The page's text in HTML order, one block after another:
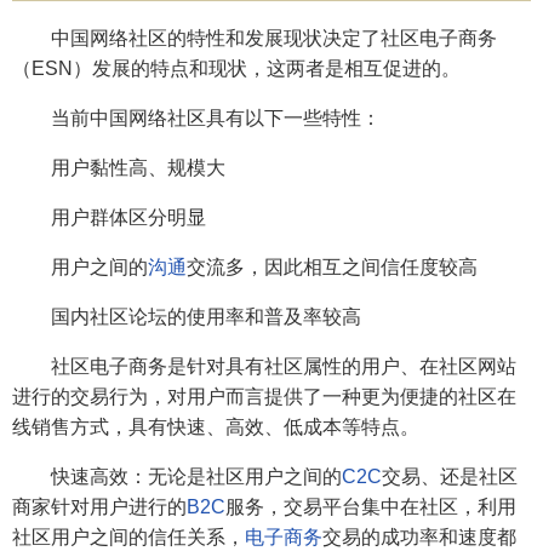
中国网络社区的特性和发展现状决定了社区电子商务
（ESN）发展的特点和现状，这两者是相互促进的。
当前中国网络社区具有以下一些特性：
用户黏性高、规模大
用户群体区分明显
用户之间的沟通交流多，因此相互之间信任度较高
国内社区论坛的使用率和普及率较高
社区电子商务是针对具有社区属性的用户、在社区网站
进行的交易行为，对用户而言提供了一种更为便捷的社区在
线销售方式，具有快速、高效、低成本等特点。
快速高效：无论是社区用户之间的C2C交易、还是社区
商家针对用户进行的B2C服务，交易平台集中在社区，利用
社区用户之间的信任关系， 电子商务交易的成功率和速度都